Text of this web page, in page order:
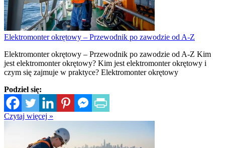
Elektromonter okrętowy – Przewodnik po zawodzie od A-Z
Elektromonter okrętowy – Przewodnik po zawodzie od A-Z Kim
jest elektromonter okrętowy? Kim jest elektromonter okrętowy i
czym się zajmuje w praktyce? Elektromonter okrętowy
Podziel się:
Czytaj więcej »